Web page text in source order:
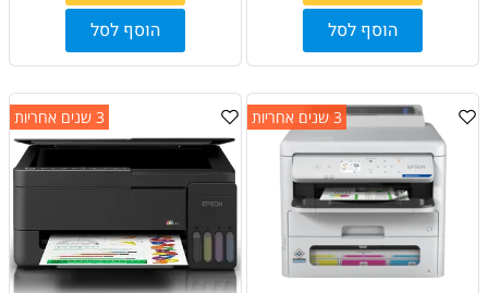
הוסף לסל הוסף לסל
3 שנים אחריות 3 שנים אחריות